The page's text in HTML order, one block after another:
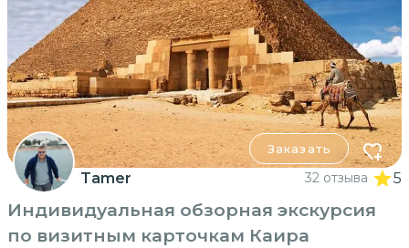
Заказать
Tamer 32 отзыва 5
Индивидуальная обзорная экскурсия
по визитным карточкам Каира